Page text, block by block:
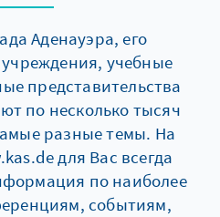
Аденауэра, его
учебные
представительства
по несколько тысяч
разные темы. На
для Вас всегда
по наиболее
событиям,